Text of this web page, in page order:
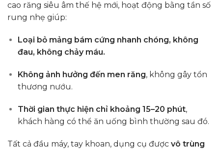
cao răng siêu âm thế hệ mới, hoạt động bằng tần số
rung nhẹ giúp:
Loại bỏ mảng bám cứng nhanh chóng, không
đau, không chảy máu.
Không ảnh hưởng đến men răng, không gây tổn
thương nướu.
Thời gian thực hiện chỉ khoảng 15–20 phút,
khách hàng có thể ăn uống bình thường sau đó.
Tất cả đầu máy, tay khoan, dụng cụ được vô trùng